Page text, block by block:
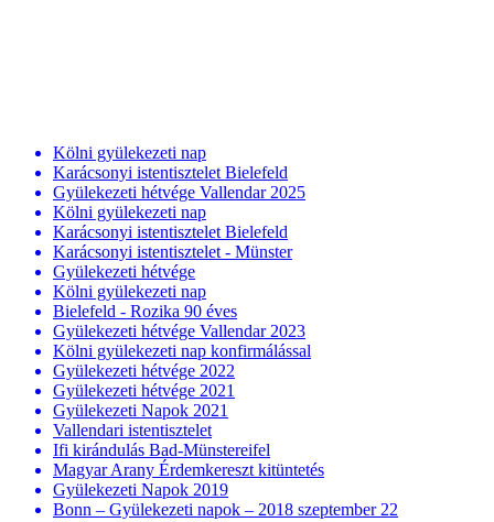
Kölni gyülekezeti nap
Karácsonyi istentisztelet Bielefeld
Gyülekezeti hétvége Vallendar 2025
Kölni gyülekezeti nap
Karácsonyi istentisztelet Bielefeld
Karácsonyi istentisztelet - Münster
Gyülekezeti hétvége
Kölni gyülekezeti nap
Bielefeld - Rozika 90 éves
Gyülekezeti hétvége Vallendar 2023
Kölni gyülekezeti nap konfirmálással
Gyülekezeti hétvége 2022
Gyülekezeti hétvége 2021
Gyülekezeti Napok 2021
Vallendari istentisztelet
Ifi kirándulás Bad-Münstereifel
Magyar Arany Érdemkereszt kitüntetés
Gyülekezeti Napok 2019
Bonn – Gyülekezeti napok – 2018 szeptember 22